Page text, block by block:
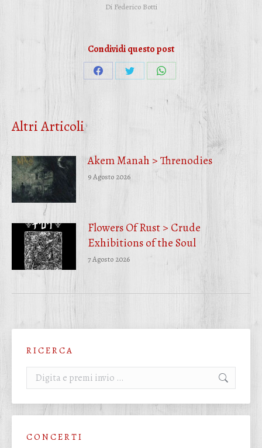
Di Federico Botti
Condividi questo post
CondividiCondividiCondividi
su
WhatsApp
Altri Articoli
Akem Manah > Threnodies
9 Agosto 2026
Flowers Of Rust > Crude
Exhibitions of the Soul
7 Agosto 2026
R I C E R C A
Cerca:
C O N C E R T I